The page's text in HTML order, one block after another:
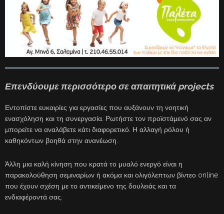
Επενδύουμε περισσότερο σε απαιτητικάprojects
Εντοπίστε ευκαιρίες για εργασίες που αυξάνουν τη νοητική
ενασχόληση και τη συνεργασία. Ρωτήστε τον προϊστάμενό σας αν
μπορείτε να αναλάβετε κάτι διαφορετικό. Η αλλαγή ρόλου ή
καθηκόντων βοηθά στην ανανέωση.
Άλλη μια καλή κίνηση που κρατά το μυαλό ενεργό είναι η
παρακολούθηση σεμιναρίων ή ακόμα και ολιγόλεπτων βίντεο online
που έχουν σχέση με το αντικείμενο της δουλειάς και τα
ενδιαφέροντά σας.